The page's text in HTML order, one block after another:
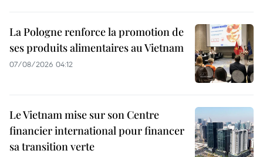
La Pologne renforce la promotion de
ses produits alimentaires au Vietnam
07/08/2026 04:12
Le Vietnam mise sur son Centre
financier international pour financer
sa transition verte